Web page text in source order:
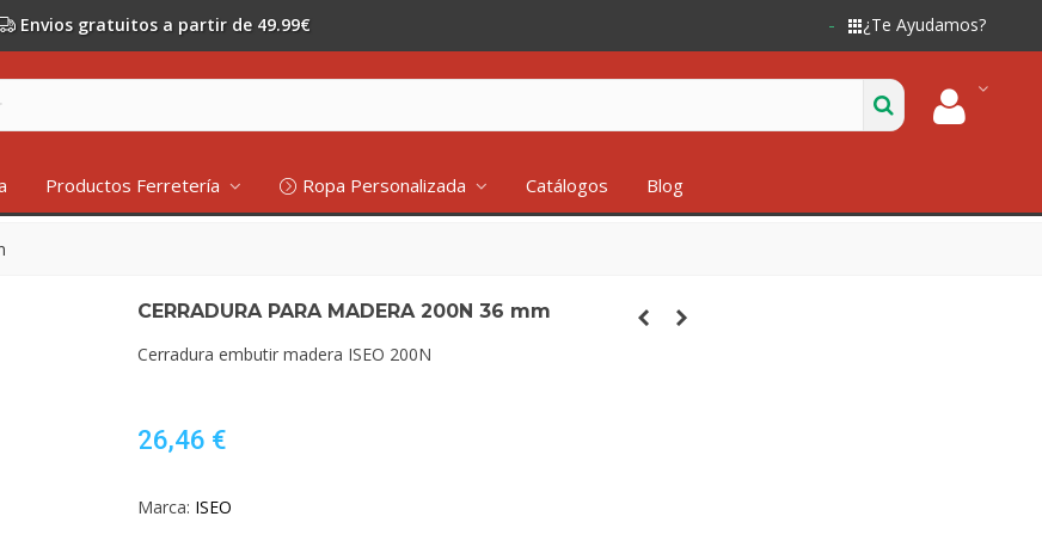
Envios gratuitos a partir de 49.99€ ¿Te Ayudamos?
Productos Ferretería Ropa Personalizada Catálogos Blog
CERRADURA PARA MADERA 200N 36 mm
Cerradura embutir madera ISEO 200N
26,46 €
Marca: ISEO